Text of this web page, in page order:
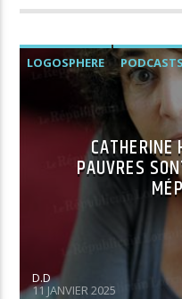
LOGOSPHERE
PAUVRES
D.D
11 JANVIER 2025